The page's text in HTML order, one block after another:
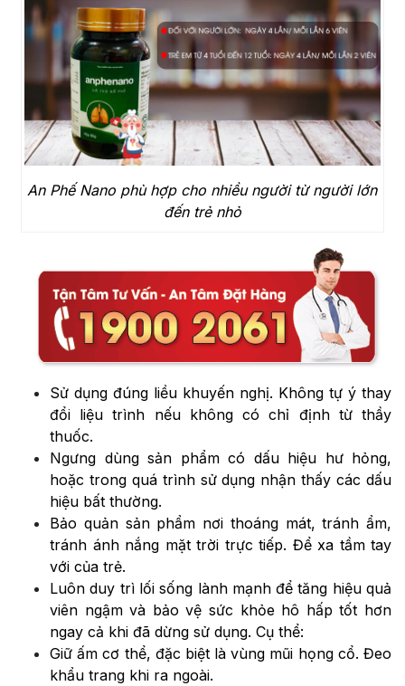
An Phế Nano phù hợp cho nhiều người từ người lớn
đến trẻ nhỏ
Sử dụng đúng liều khuyến nghị. Không tự ý thay
đổi liệu trình nếu không có chỉ định từ thầy
thuốc.
Ngưng dùng sản phẩm có dấu hiệu hư hỏng,
hoặc trong quá trình sử dụng nhận thấy các dấu
hiệu bất thường.
Bảo quản sản phẩm nơi thoáng mát, tránh ẩm,
tránh ánh nắng mặt trời trực tiếp. Để xa tầm tay
với của trẻ.
Luôn duy trì lối sống lành mạnh để tăng hiệu quả
viên ngậm và bảo vệ sức khỏe hô hấp tốt hơn
ngay cả khi đã dừng sử dụng. Cụ thể:
Giữ ấm cơ thể, đặc biệt là vùng mũi họng cổ. Đeo
khẩu trang khi ra ngoài.